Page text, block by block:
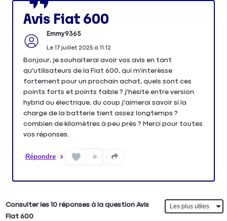
Avis Fiat 600
Emmy9365
Le 17 juillet 2025à 11:12
Bonjour, je souhaiterai avoir vos avis en tant
qu'utilisateurs de la Fiat 600, qui m'interèsse
fortement pour un prochain achat, quels sont ces
points forts et points faible ? j'hésite entre version
hybrid ou électrique, du coup j'aimerai savoir si la
charge de la batterie tient assez longtemps ?
combien de kilomètres à peu près ? Merci pour toutes
vos réponses.
Répondre 0
Consulter les 10 réponses à la question Avis
Fiat 600